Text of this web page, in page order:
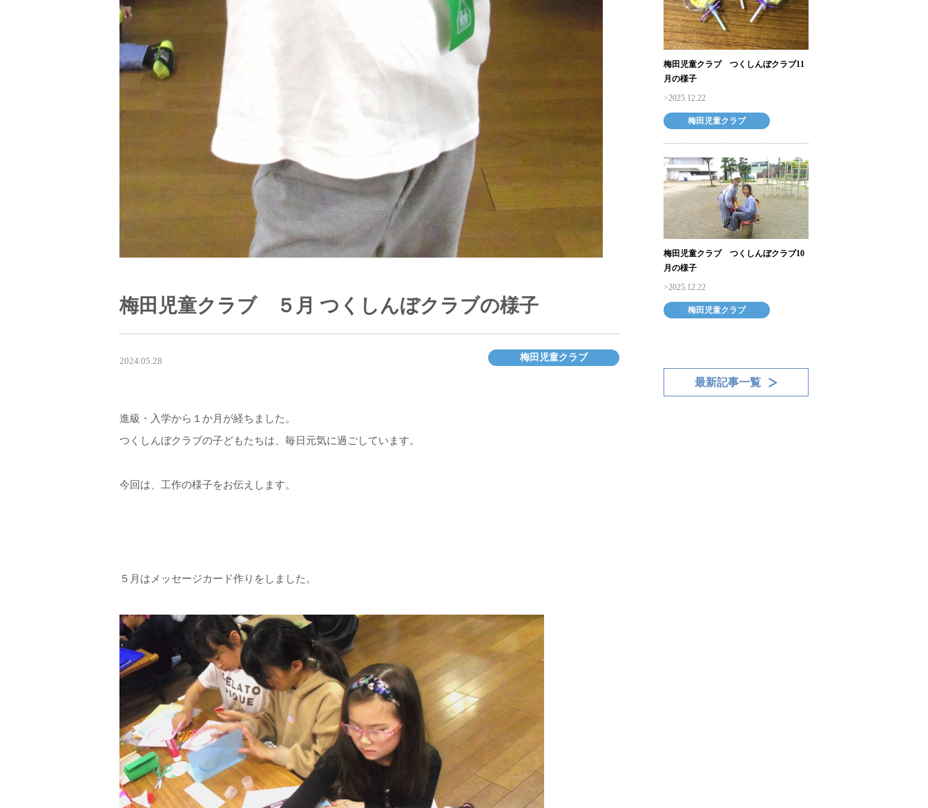
梅田児童クラブ ５月 つくしんぼクラブの様子
2024.05.28 梅田児童クラブ
進級・入学から１か月が経ちました。
つくしんぼクラブの子どもたちは、毎日元気に過ごしています。
今回は、工作の様子をお伝えします。
５月はメッセージカード作りをしました。
梅田児童クラブ つくしんぼクラブ11
月の様子
2025.12.22
梅田児童クラブ
梅田児童クラブ つくしんぼクラブ10
月の様子
2025.12.22
梅田児童クラブ
最新記事一覧